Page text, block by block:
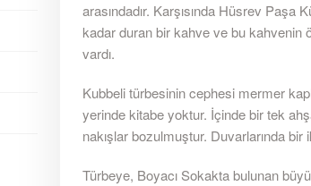
arasındadır. Karşısında Hüsrev Paşa
kadar duran bir kahve ve bu kahvenin
vardı.
Kubbeli türbesinin cephesi mermer
yerinde kitabe yoktur. İçinde bir tek
nakışlar bozulmuştur. Duvarlarında bir
Türbeye, Boyacı Sokakta bulunan